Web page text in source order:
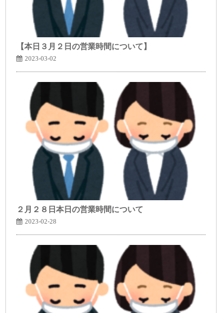
【本日３月２日の営業時間について】
2023-03-02
２月２８日本日の営業時間について
2023-02-28